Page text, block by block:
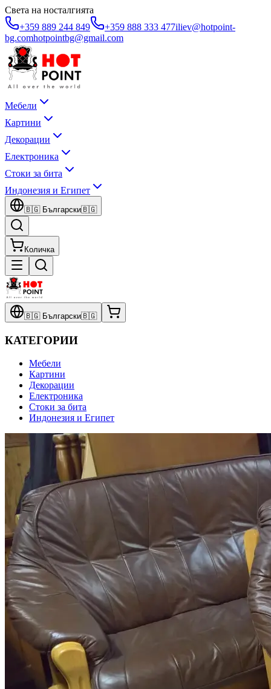
Света на носталгията
+359 889 244 849
+359 888 333 477iliev@hotpoint-
bg.comhotpointbg@gmail.com
Мебели
Картини
Декорации
Електроника
Стоки за бита
Индонезия и Египет
🇧🇬 Български🇧🇬
Количка
🇧🇬 Български🇧🇬
КАТЕГОРИИ
Мебели
Картини
Декорации
Електроника
Стоки за бита
Индонезия и Египет